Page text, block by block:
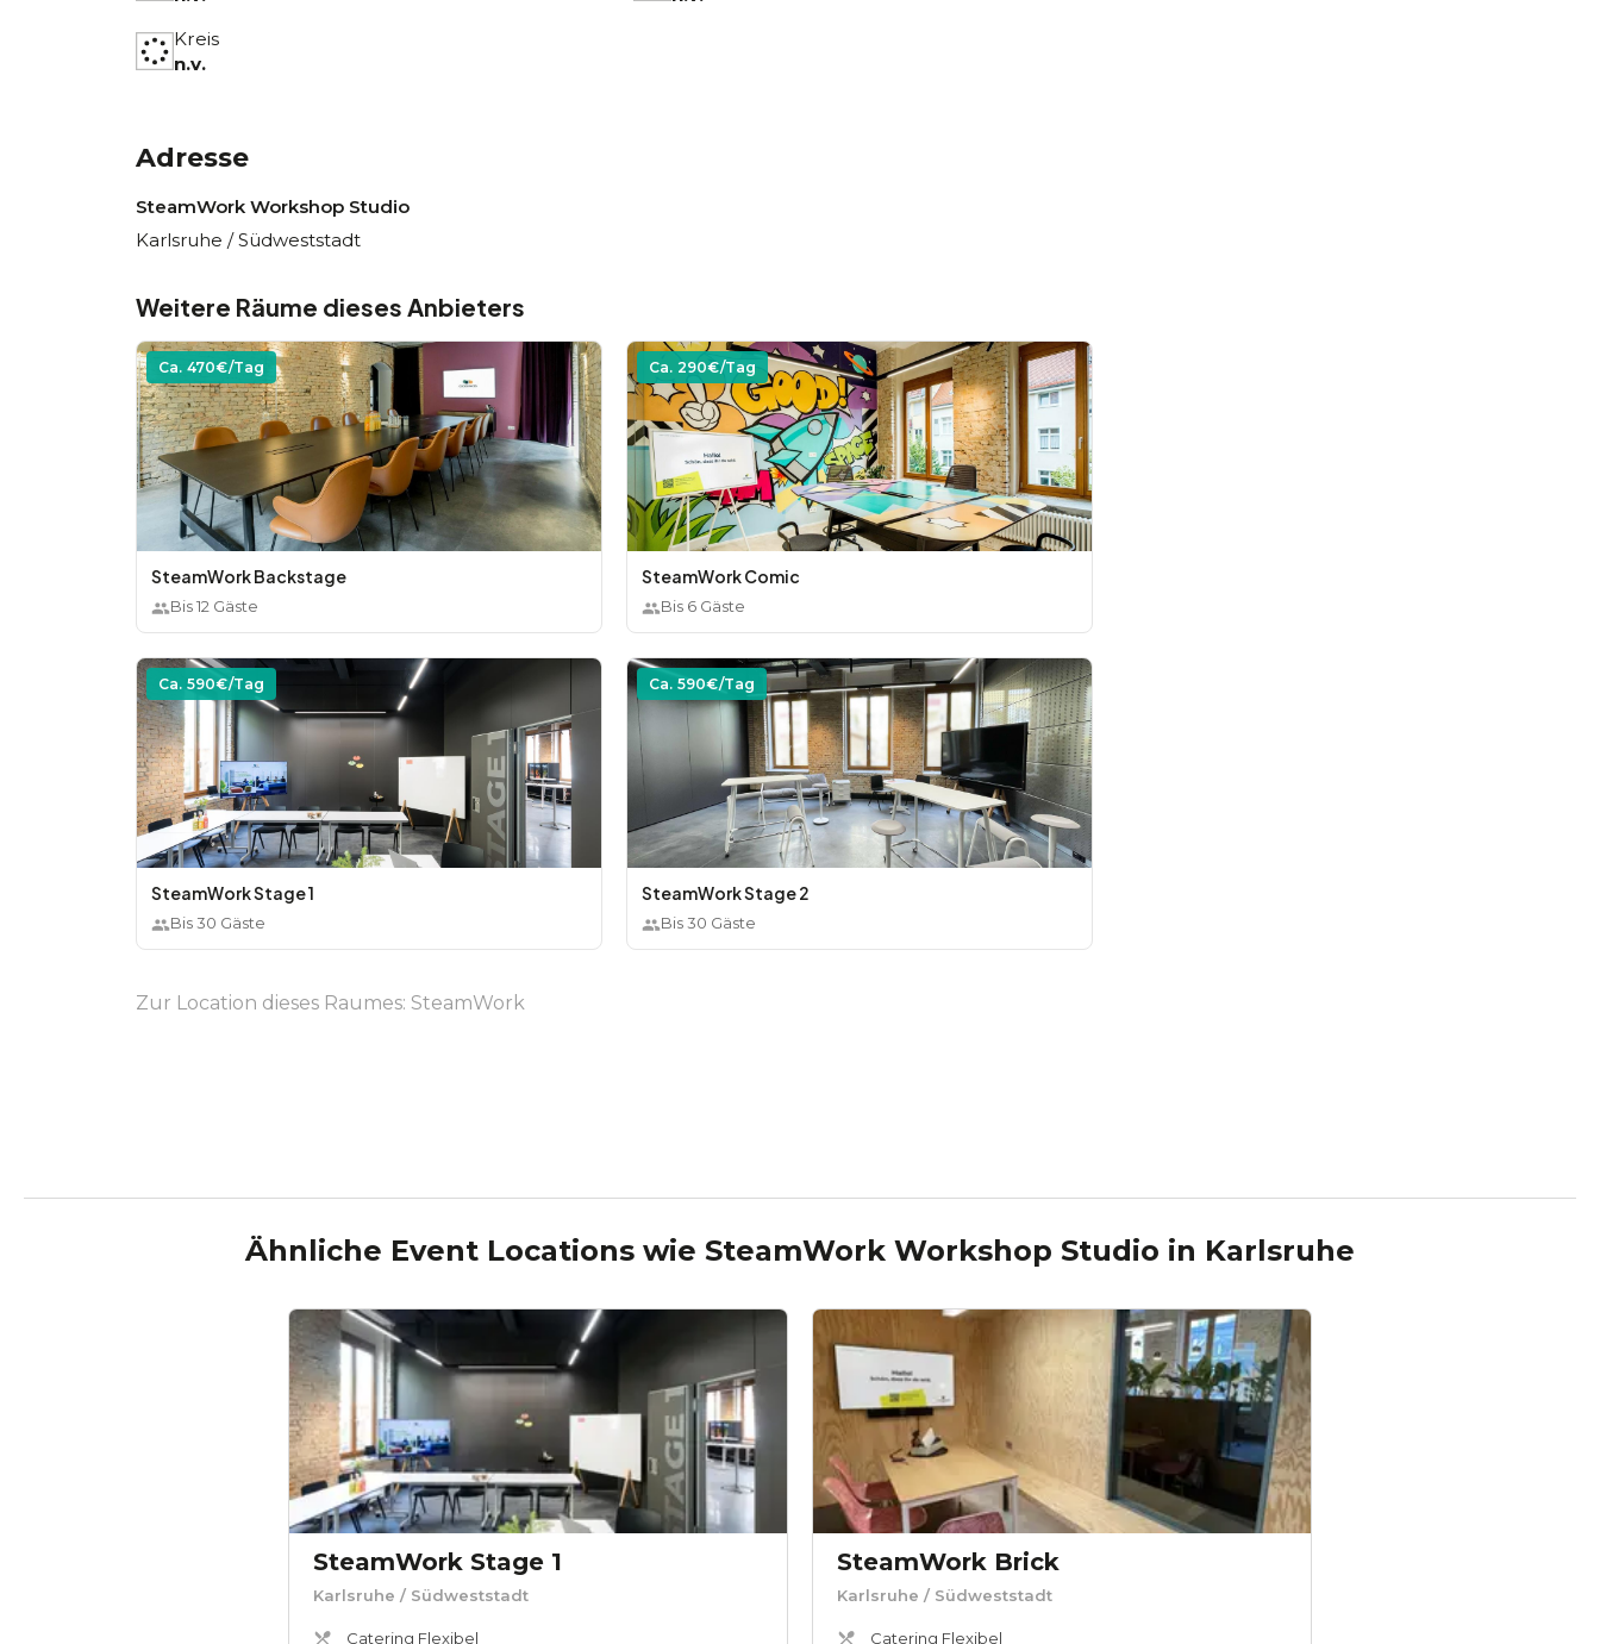
Kreis
n.v.
Adresse
SteamWork Workshop Studio
Karlsruhe / Südweststadt
Weitere Räume dieses Anbieters
Ca. 470€/Tag
SteamWork Backstage
Bis12 Gäste
Ca. 290€/Tag
SteamWork Comic
Bis 6 Gäste
Ca. 590€/Tag
SteamWork Stage 1
Bis30 Gäste
Ca. 590€/Tag
SteamWork Stage 2
Bis30 Gäste
Zur Location dieses Raumes: SteamWork
Ähnliche Event Locations wie SteamWork Workshop Studio in Karlsruhe
SteamWork Stage 1
Karlsruhe / Südweststadt
Catering Flexibel
SteamWork Brick
Karlsruhe / Südweststadt
Catering Flexibel